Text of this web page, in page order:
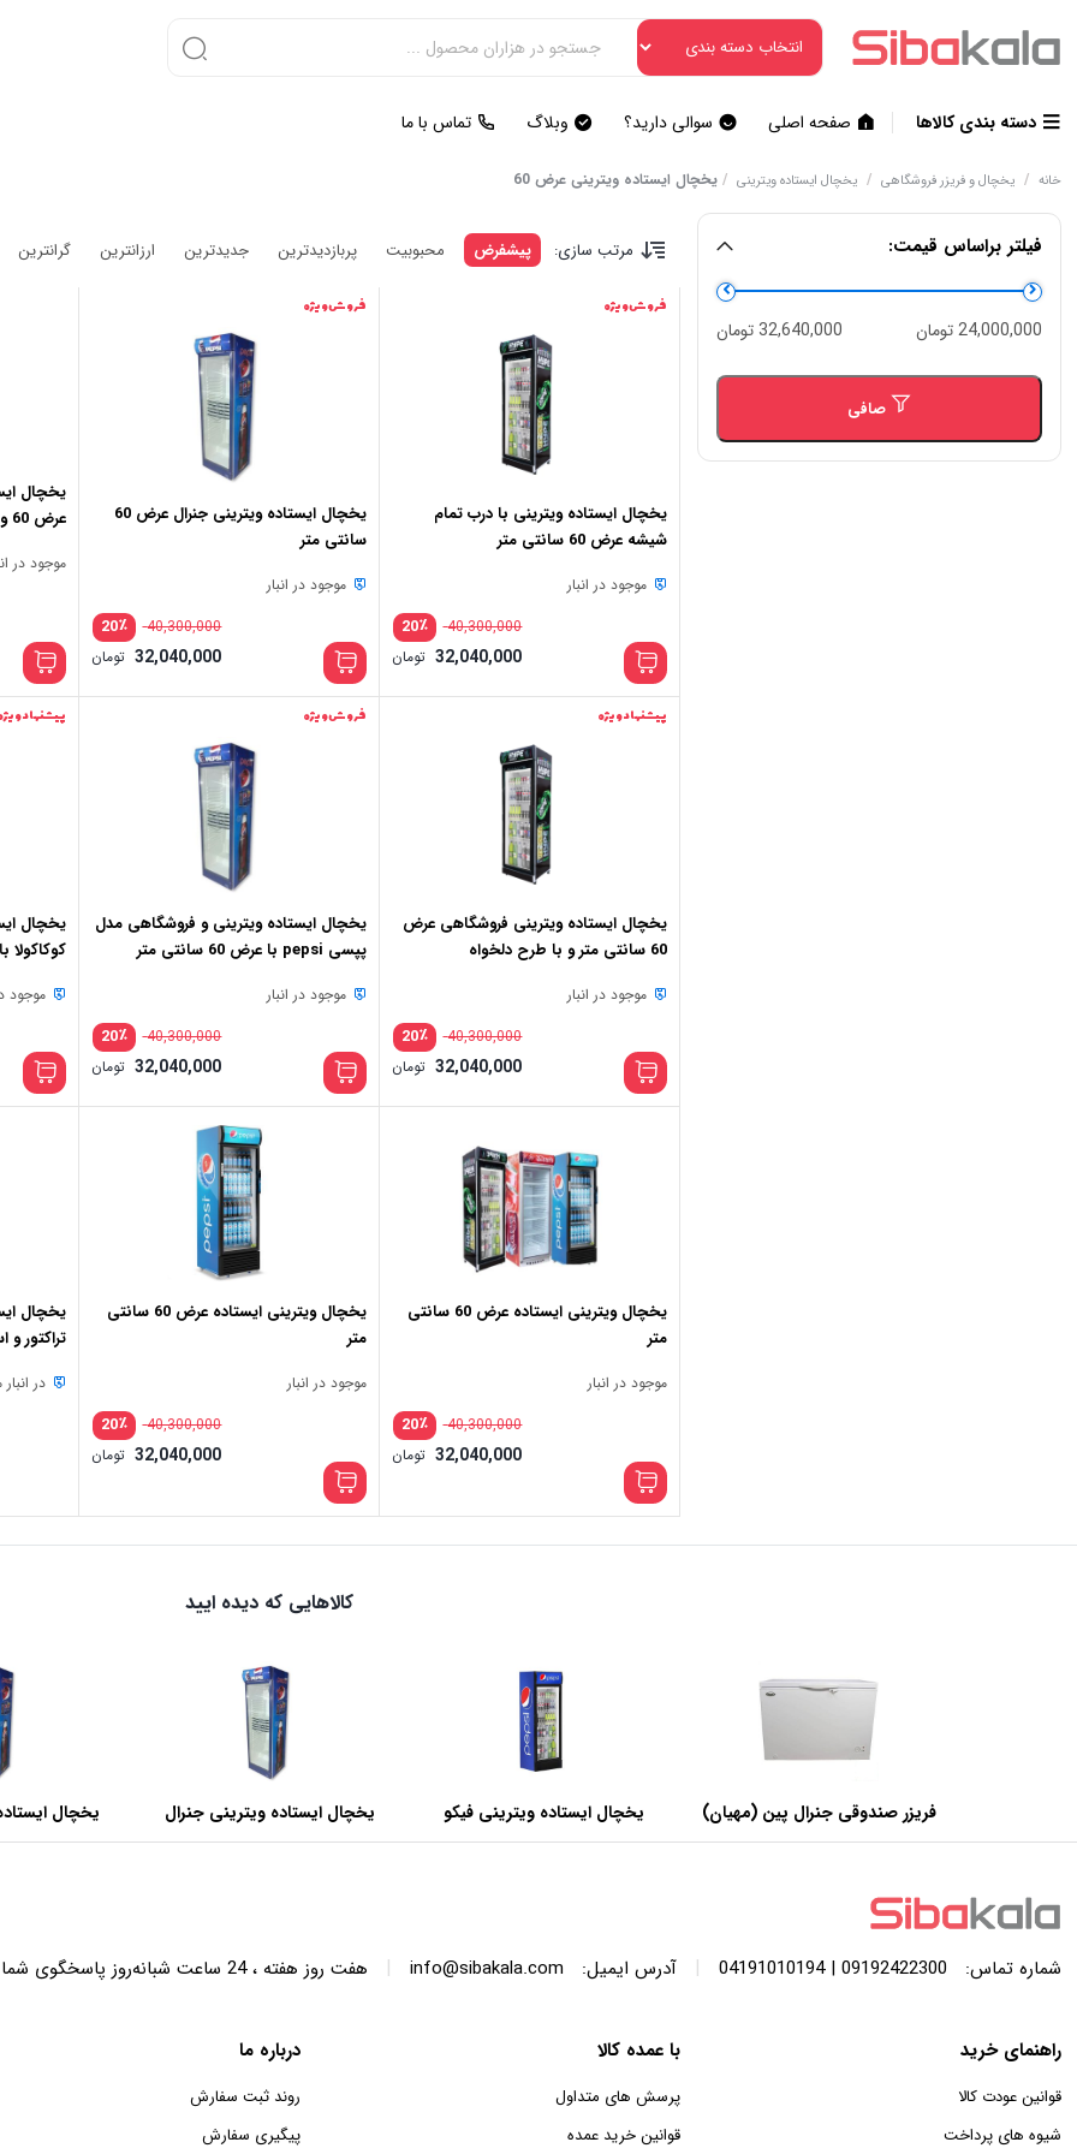
دسته بندی کالاها صفحه اصلی سوالی دارید؟ وبلاگ تماس با ما
خانه / یخچال و فریزر فروشگاهی / یخچال ایستاده ویترینی /یخچال ایستاده ویترینی عرض 60
فیلتر براساس قیمت:
حداقل
قیمت
حداكثر
قيمت
صافی
24,000,000 تومان 32,640,000 تومان
مرتب سازی: پیشفرض محبوبیت پربازدیدترین جدیدترین ارزانترین گرانترین
فروش ویژه
یخچال ایستاده ویترینی با درب تمام
شیشه عرض 60 سانتی متر
موجود در انبار
٪20 40,300,000
قیمت
اصلی:
40,300,000 تومان
بود.
32,040,000 تومان
قیمت
فعلی:
32,040,000 تومان.
فروش ویژه
یخچال ایستاده ویترینی جنرال عرض 60
سانتی متر
موجود در انبار
٪20 40,300,000
قیمت
اصلی:
بود.
32,040,000 تومان
قیمت
فعلی:
32,040,000 تومان.
یخچال
عرض 60 و 70
موجود در
پیشنهاد ویژه
یخچال ایستاده ویترینی فروشگاهی عرض
60 سانتی متر و با طرح دلخواه
موجود در انبار
٪20 40,300,000
قیمت
اصلی:
40,300,000 تومان
بود.
32,040,000 تومان
قیمت
فعلی:
فروش ویژه
یخچال ایستاده ویترینی و فروشگاهی مدل
پپسی pepsi با عرض 60 سانتی متر
موجود در انبار
٪20 40,300,000
قیمت
اصلی:
بود.
32,040,000 تومان
قیمت
فعلی:
پیشنهاد
یخچال
کوکاکولا با عرض
موجود
یخچال ویترینی ایستاده عرض 60 سانتی
متر
موجود در انبار
٪20 40,300,000
32,040,000 تومان
یخچال ویترینی ایستاده عرض 60 سانتی
متر
موجود در انبار
٪20 40,300,000
32,040,000 تومان
یخچال
تراکتور
در
کالاهایی که دیده ایید
فریزر صندوقی جنرال پین (مهیان)
با ظرفیت 440 لیتر
یخچال ایستاده ویترینی فیکو
عرض 60 سانتی متر
یخچال ایستاده ویترینی جنرال
عرض 60 سانتی متر
یخچال
عرض 70 سانتی متر
شماره تماس: 09192422300 | 04191010194
| آدرس ایمیل: info@sibakala.com
| هفت روز هفته ، 24 ساعت شبانه‌روز پاسخگوی شما هستیم.
راهنمای خرید
قوانین عودت کالا
شیوه های پرداخت
با عمده کالا
پرسش های متداول
قوانین خرید عمده
درباره ما
روند ثبت سفارش
پیگیری سفارش